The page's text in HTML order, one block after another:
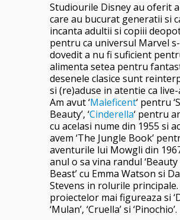
Studiourile Disney au oferit
care au bucurat generatii si
incanta adultii si copiii
pentru ca universul Marvel
dovedit a nu fi suficient
alimenta setea pentru
desenele clasice sunt
si (re)aduse in atentie ca
Am avut ‘Maleficent‘ pentru
Beauty’, ‘Cinderella‘ pentru
cu acelasi nume din 1955 si
avem ‘The Jungle Book’
aventurile lui Mowgli din
anul o sa vina randul
Beast’ cu Emma Watson si
Stevens in rolurile principale.
proiectelor mai figureaza si
‘Mulan’, ‘Cruella’ si ‘Pinochio’.